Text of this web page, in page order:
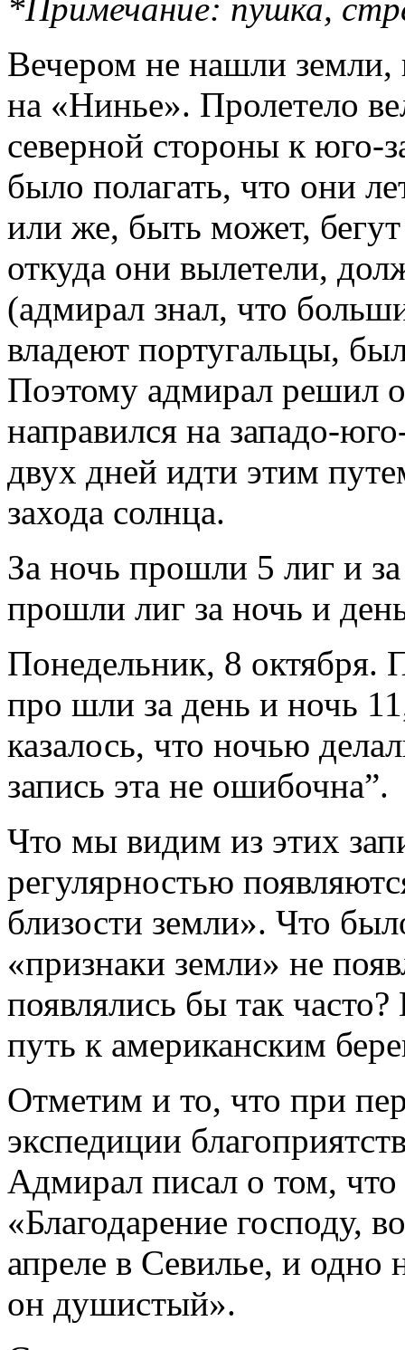
*Примечание: пушка,
Вечером не нашли
на «Нинье». Пролетело
северной стороны к юго-
было полагать, что они
или же, быть может,
откуда они вылетели,
(адмирал знал, что
владеют португальцы,
Поэтому адмирал решил
направился на западо-
двух дней идти этим
захода солнца.
За ночь прошли 5 лиг и
прошли лиг за ночь и
Понедельник, 8 октября.
про шли за день и ночь
казалось, что ночью
запись эта не ошибочна”.
Что мы видим из этих
регулярностью
близости земли». Что
«признаки земли» не
появлялись бы так
путь к американским
Отметим и то, что при
экспедиции
Адмирал писал о том,
«Благодарение господу,
апреле в Севилье, и
он душистый».